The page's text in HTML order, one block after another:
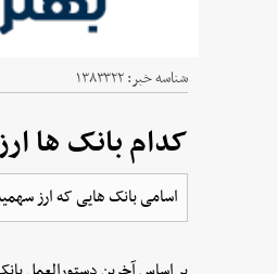
شناسه خبر:۱۳۸۳۳۲۲
کدام بانک ها
اسامی بانک هایی که ارز سهمیه ای به مسافران